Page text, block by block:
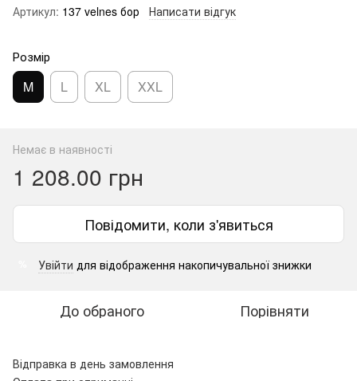
Артикул: 137 velnes бор Написати відгук
Розмір
M L XL XXL
Немає в наявності
1 208.00 грн
Повідомити, коли з'явиться
Увійти для відображення накопичувальної знижки
До обраного Порівняти
Відправка в день замовлення